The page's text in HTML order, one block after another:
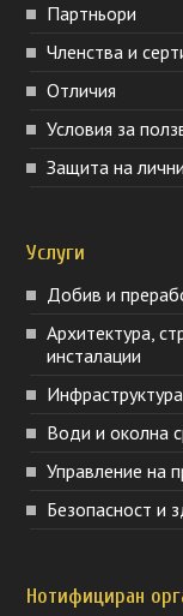
Партньори
Членства и
Отличия
Условия за
Защита на
Услуги
Добив и
Архитектура,
инсталации
Инфраструктура
Води и околна
Управление на
Безопасност и
Нотифициран